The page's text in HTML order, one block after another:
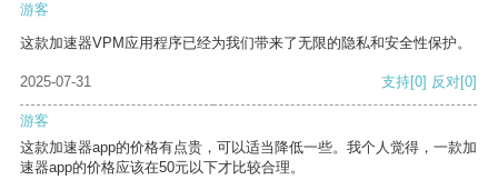
游客
这款加速器VPM应用程序已经为我们带来了无限的隐私和安全性保护。
2025-07-31 支持[0] 反对[0]
游客
这款加速器app的价格有点贵，可以适当降低一些。我个人觉得，一款加
速器app的价格应该在50元以下才比较合理。